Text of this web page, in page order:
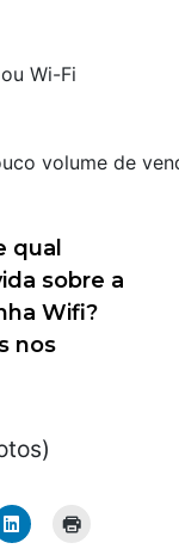
Wi-Fi
volume de
qual
sobre a
Wifi?
nos